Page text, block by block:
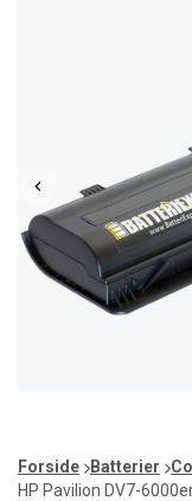
of
4
Forside Batterier
HP Pavilion DV7-